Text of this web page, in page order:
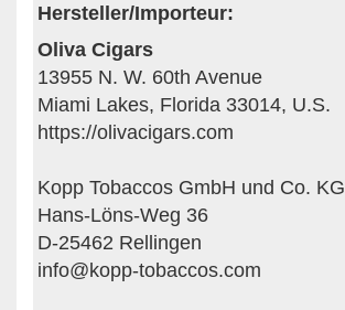
Hersteller/Importeur:
Oliva Cigars
13955 N. W. 60th Avenue
Miami Lakes, Florida 33014, U.S.
https://olivacigars.com
Kopp Tobaccos GmbH und Co. KG
Hans-Löns-Weg 36
D-25462 Rellingen
info@kopp-tobaccos.com